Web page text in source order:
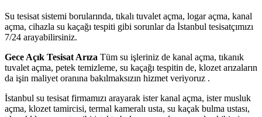
Su tesisat sistemi borularında, tıkalı tuvalet açma, logar açma, kanal
açma, cihazla su kaçağı tespiti gibi sorunlar da İstanbul tesisatçımızı
7/24 arayabilirsiniz.
Gece Açık Tesisat Arıza Tüm su işleriniz de kanal açma, tıkanık
tuvalet açma, petek temizleme, su kaçağı tespitin de, klozet arızaların
da işin maliyet oranına bakılmaksızın hizmet veriyoruz .
İstanbul su tesisat firmamızı arayarak ister kanal açma, ister musluk
açma, klozet tamircisi, termal kameralı usta, su kaçak bulma ustası,